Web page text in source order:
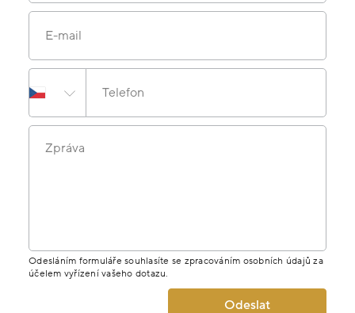
E-mail
Telefon
Zpráva
Odesláním formuláře souhlasíte se zpracováním osobních údajů za
účelem vyřízení vašeho dotazu.
Odeslat